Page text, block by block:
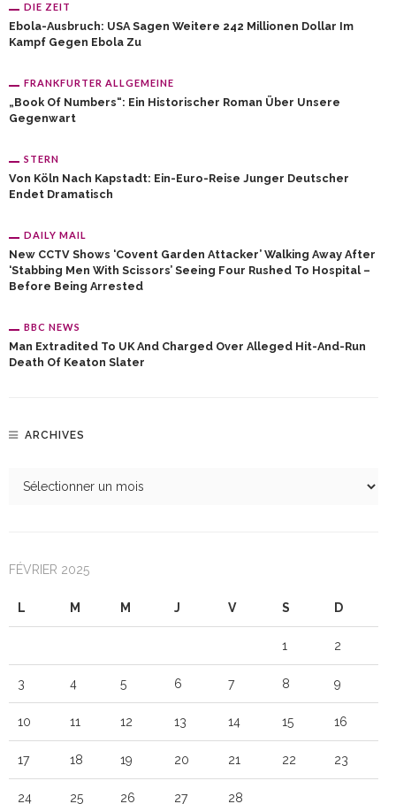
DIE ZEIT
Ebola-Ausbruch: USA Sagen Weitere 242 Millionen Dollar Im
Kampf Gegen Ebola Zu
FRANKFURTER ALLGEMEINE
„Book Of Numbers“: Ein Historischer Roman Über Unsere
Gegenwart
STERN
Von Köln Nach Kapstadt: Ein-Euro-Reise Junger Deutscher
Endet Dramatisch
DAILY MAIL
New CCTV Shows ‘Covent Garden Attacker’ Walking Away After
‘stabbing Men With Scissors’ Seeing Four Rushed To Hospital –
Before Being Arrested
BBC NEWS
Man Extradited To UK And Charged Over Alleged Hit-And-Run
Death Of Keaton Slater
ARCHIVES
FÉVRIER 2025
L M M J V S D
1 2
3 4 5 6 7 8 9
10 11 12 13 14 15 16
17 18 19 20 21 22 23
24 25 26 27 28